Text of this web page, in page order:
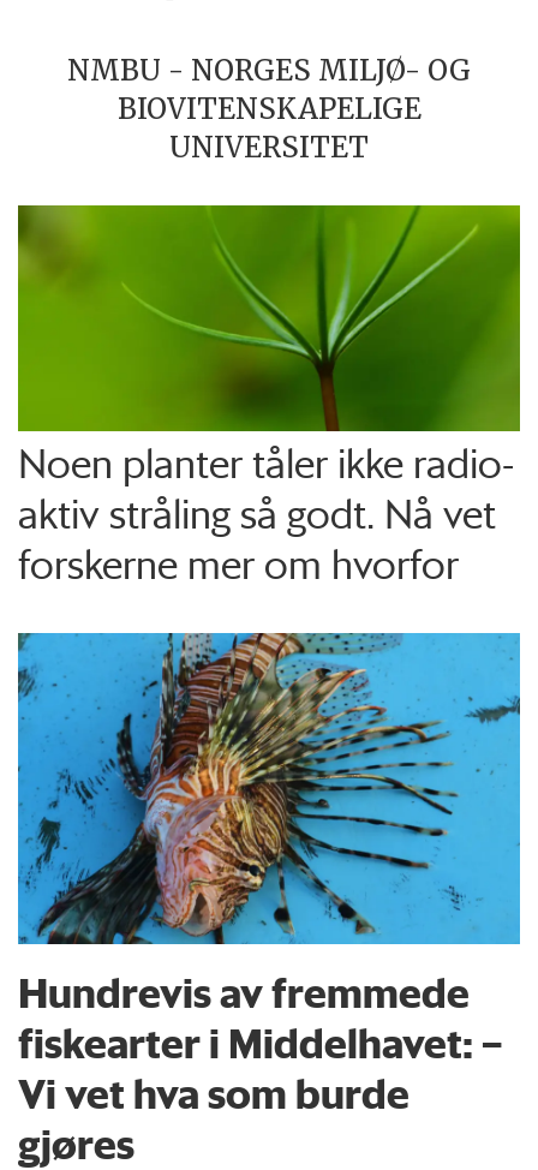
NMBU - NORGES MILJØ- OG
BIOVITENSKAPELIGE
UNIVERSITET
Noen planter tåler ikke radio­
aktiv stråling så godt. Nå vet
forskerne mer om hvorfor
Hundrevis av fremmede
fiskearter i Middelhavet: –
Vi vet hva som burde
gjøres